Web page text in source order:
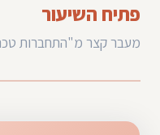
פתיח השיעור
מעבר קצר מ"התחברות